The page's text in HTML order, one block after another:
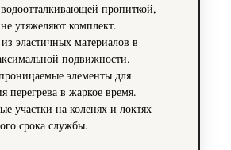
пропиткой,
утяжеляют комплект.
эластичных материалов в
подвижности.
элементы для
перегрева в жаркое время.
участки на коленях и локтях
срока службы.